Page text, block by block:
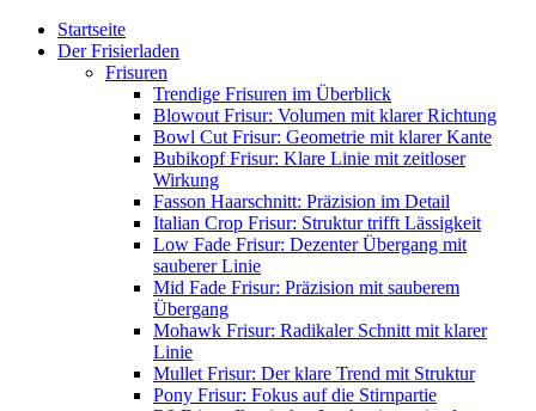
Startseite
Der Frisierladen
Frisuren
Trendige Frisuren im Überblick
Blowout Frisur: Volumen mit klarer Richtung
Bowl Cut Frisur: Geometrie mit klarer Kante
Bubikopf Frisur: Klare Linie mit zeitloser
Wirkung
Fasson Haarschnitt: Präzision im Detail
Italian Crop Frisur: Struktur trifft Lässigkeit
Low Fade Frisur: Dezenter Übergang mit
sauberer Linie
Mid Fade Frisur: Präzision mit sauberem
Übergang
Mohawk Frisur: Radikaler Schnitt mit klarer
Linie
Mullet Frisur: Der klare Trend mit Struktur
Pony Frisur: Fokus auf die Stirnpartie